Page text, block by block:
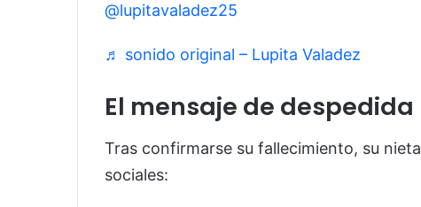
@lupitavaladez25
♬ sonido original – Lupita Valadez
El mensaje de despedida
Tras confirmarse su fallecimiento, su
sociales: